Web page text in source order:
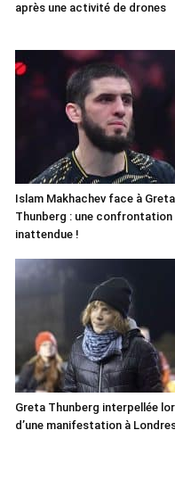
après une activité de drones
Islam Makhachev face à Greta
Thunberg : une confrontation
inattendue !
Greta Thunberg interpellée
d’une manifestation à